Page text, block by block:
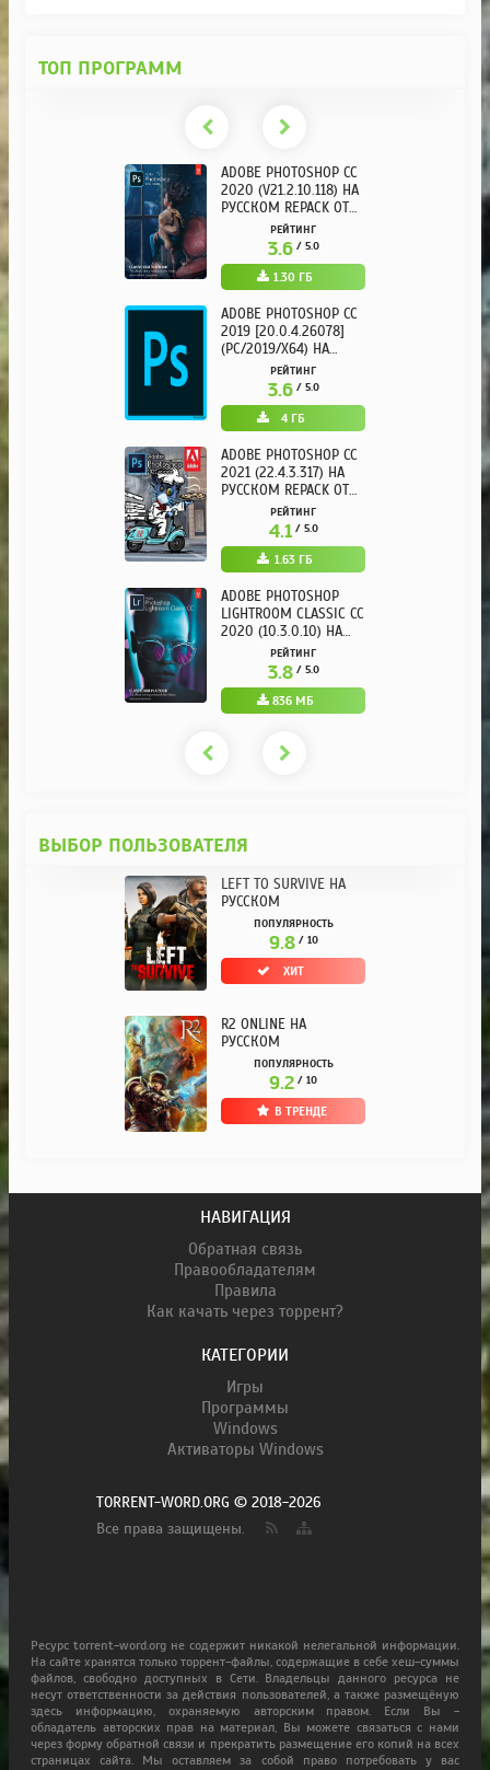
ТОП ПРОГРАММ
ADOBE PHOTOSHOP CC
2020 (V21.2.10.118) НА
РУССКОМ REPACK ОТ
KPOJIUKРЕЙТИНГ
3.6/ 5.0
1.30 ГБ
ADOBE PHOTOSHOP CC
2019 [20.0.4.26078]
(PC/2019/X64) НА
РУССКОМРЕЙТИНГ
3.6/ 5.0
4 ГБ
ADOBE PHOTOSHOP CC
2021 (22.4.3.317) НА
РУССКОМ REPACK ОТ
KPOJIUKРЕЙТИНГ
4.1 / 5.0
1.63 ГБ
ADOBE PHOTOSHOP
LIGHTROOM CLASSIC CC
2020 (10.3.0.10) НА
РУССКОМ REPACK ОТ
KPOJIUK
РЕЙТИНГ
3.8 / 5.0
836 МБ
ВЫБОР ПОЛЬЗОВАТЕЛЯ
LEFT TO SURVIVE НА
РУССКОМ
ПОПУЛЯРНОСТЬ
9.8 / 10
ХИТ
R2 ONLINE НА
РУССКОМ
ПОПУЛЯРНОСТЬ
9.2 / 10
В ТРЕНДЕ
НАВИГАЦИЯ
Обратная связь
Правообладателям
Правила
Как качать через торрент?
КАТЕГОРИИ
Игры
Программы
Windows
Активаторы Windows
TORRENT-WORD.ORG © 2018-2026
Все права защищены.
Ресурс torrent-word.org не содержит никакой нелегальной информации.
На сайте хранятся только торрент-файлы, содержащие в себе хеш-суммы
файлов, свободно доступных в Сети. Владельцы данного ресурса не
несут ответственности за действия пользователей, а также размещёную
здесь информацию, охраняемую авторским правом. Если Вы -
обладатель авторских прав на материал, Вы можете связаться с нами
через форму обратной связи и прекратить размещение его копий на всех
страницах сайта. Мы оставляем за собой право потребовать у вас